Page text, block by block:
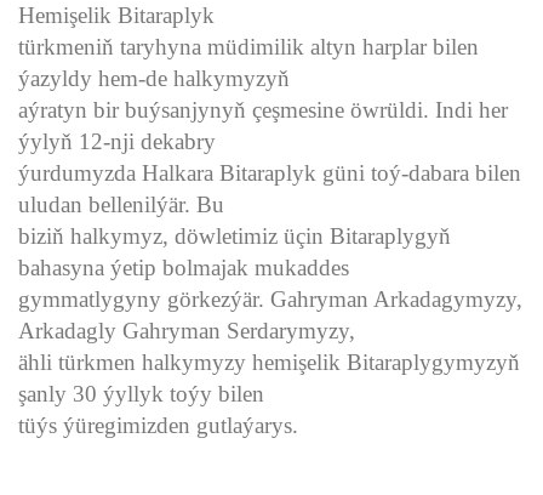
Hemişelik Bitaraplyk
türkmeniň taryhyna müdimilik altyn harplar bilen
ýazyldy hem-de halkymyzyň
aýratyn bir buýsanjynyň çeşmesine öwrüldi. Indi her
ýylyň 12-nji dekabry
ýurdumyzda Halkara Bitaraplyk güni toý-dabara bilen
uludan bellenilýär. Bu
biziň halkymyz, döwletimiz üçin Bitaraplygyň
bahasyna ýetip bolmajak mukaddes
gymmatlygyny görkezýär. Gahryman Arkadagymyzy,
Arkadagly Gahryman Serdarymyzy,
ähli türkmen halkymyzy hemişelik Bitaraplygymyzyň
şanly 30 ýyllyk toýy bilen
tüýs ýüregimizden gutlaýarys.